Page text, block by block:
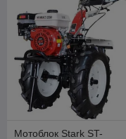
Мотоблок Stark ST-